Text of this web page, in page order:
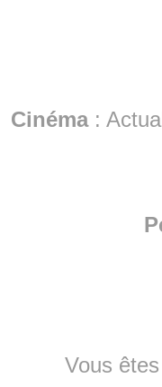
Cinéma:
Vous